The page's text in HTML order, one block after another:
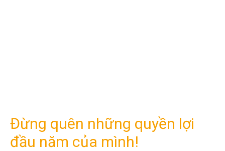
Đừng quên những quyền lợi
đầu năm của mình!